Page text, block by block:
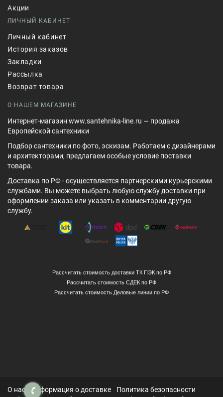
Акции
ЛИЧНЫЙ КАБИНЕТ
Личный кабинет
История заказов
Закладки
Рассылка
Возврат товара
О НАШЕМ МАГАЗИНЕ
Интернет-магазин www.santehnika-line.ru — продажа
Европейской сантехники
Подбор сантехники по фото, эскизам. Работаем с дизайнерами
и архитекторами, предлагаем особые условие поставки
товара.
Доставка по РФ - осуществляется партнерскими курьерскими
службами. Вы можете выбрать любую службу доставки при
оформлении заказа или указать в комментарии другую
службу.
Рассчитать стоимость доставки ТК ПЭК по РФ
Рассчитать стоимость СДЕК по РФ
Рассчитать стоимость Деловые линии по РФ
О нас Информация о доставке
Политика безопасности